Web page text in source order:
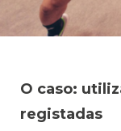
O caso:
registadas